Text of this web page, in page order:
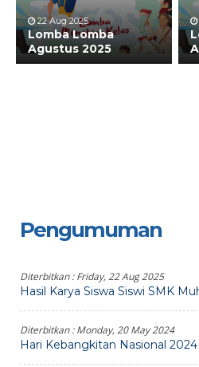
22 Aug 2025
Lomba Lomba
Agustus 2025
Pengumuman
Diterbitkan :Friday, 22 Aug 2025
Hasil Karya Siswa Siswi SMK
Diterbitkan :Monday, 20 May 2024
Hari Kebangkitan Nasional 2024